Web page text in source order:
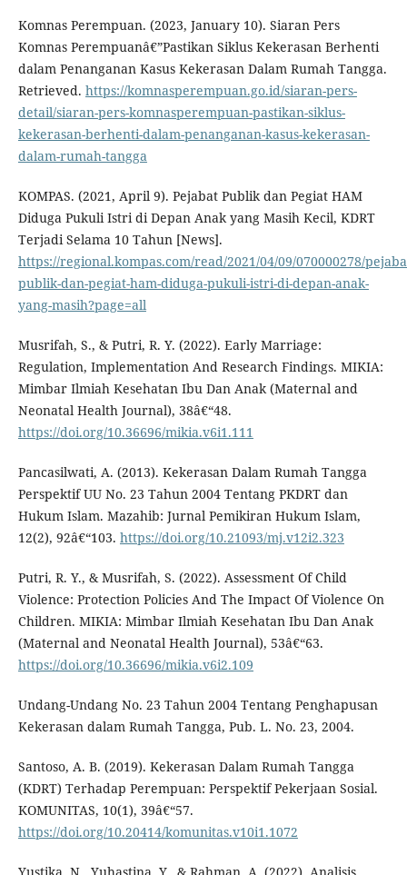
Komnas Perempuan. (2023, January 10). Siaran Pers
Komnas Perempuanâ€”Pastikan Siklus Kekerasan Berhenti
dalam Penanganan Kasus Kekerasan Dalam Rumah Tangga.
Retrieved. https://komnasperempuan.go.id/siaran-pers-
detail/siaran-pers-komnasperempuan-pastikan-siklus-
kekerasan-berhenti-dalam-penanganan-kasus-kekerasan-
dalam-rumah-tangga
KOMPAS. (2021, April 9). Pejabat Publik dan Pegiat HAM
Diduga Pukuli Istri di Depan Anak yang Masih Kecil, KDRT
Terjadi Selama 10 Tahun [News].
https://regional.kompas.com/read/2021/04/09/070000278/
publik-dan-pegiat-ham-diduga-pukuli-istri-di-depan-anak-
yang-masih?page=all
Musrifah, S., & Putri, R. Y. (2022). Early Marriage:
Regulation, Implementation And Research Findings. MIKIA:
Mimbar Ilmiah Kesehatan Ibu Dan Anak (Maternal and
Neonatal Health Journal), 38â€“48.
https://doi.org/10.36696/mikia.v6i1.111
Pancasilwati, A. (2013). Kekerasan Dalam Rumah Tangga
Perspektif UU No. 23 Tahun 2004 Tentang PKDRT dan
Hukum Islam. Mazahib: Jurnal Pemikiran Hukum Islam,
12(2), 92â€“103. https://doi.org/10.21093/mj.v12i2.323
Putri, R. Y., & Musrifah, S. (2022). Assessment Of Child
Violence: Protection Policies And The Impact Of Violence On
Children. MIKIA: Mimbar Ilmiah Kesehatan Ibu Dan Anak
(Maternal and Neonatal Health Journal), 53â€“63.
https://doi.org/10.36696/mikia.v6i2.109
Undang-Undang No. 23 Tahun 2004 Tentang Penghapusan
Kekerasan dalam Rumah Tangga, Pub. L. No. 23, 2004.
Santoso, A. B. (2019). Kekerasan Dalam Rumah Tangga
(KDRT) Terhadap Perempuan: Perspektif Pekerjaan Sosial.
KOMUNITAS, 10(1), 39â€“57.
https://doi.org/10.20414/komunitas.v10i1.1072